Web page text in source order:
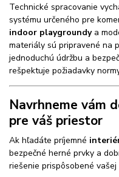
Technické spracovanie
systému určeného pre
indoor playgroundya
materiály sú pripravené na
jednoduchú údržbu a
rešpektuje požiadavky
Navrhneme vám
pre váš priestor
Ak hľadáte príjemné
bezpečné herné prvky a
riešenie prispôsobené vašej